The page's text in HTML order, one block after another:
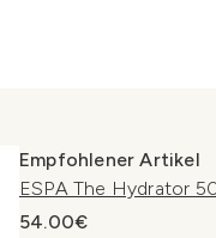
Empfohlener Artikel
ESPA The Hydrator
54.00€